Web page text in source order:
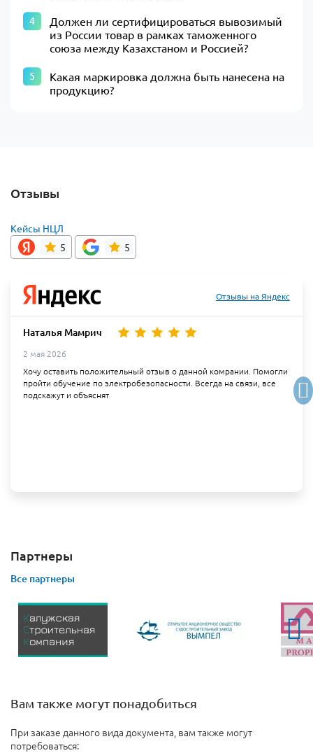
Должен ли сертифицироваться вывозимый
из России товар в рамках таможенного
союза между Казахстаном и Россией?
Какая маркировка должна быть нанесена на
продукцию?
Отзывы
Кейсы НЦЛ
5
5
Отзывы на Яндекс
Наталья Мамрич
2 мая 2026
Хочу оставить положительный отзыв о данной комрании. Помогли
пройти обучение по электробезопасности. Всегда на связи, все
подскажут и объяснят
Партнеры
Все партнеры
Вам также могут понадобиться
При заказе данного вида документа, вам также могут
потребоваться: